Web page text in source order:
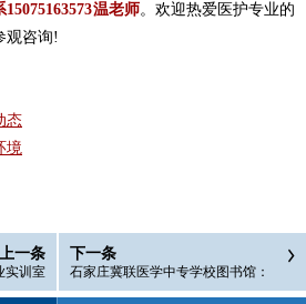
15075163573温老师。欢迎热爱医护专业的
观咨询!
态
境
上一条
实训室
一览
下一条
石家庄冀联医学中专学校图书馆：
知识的殿堂，成长的摇篮